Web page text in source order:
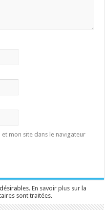
mon site dans le navigateur
En savoir plus sur la
sont traitées.